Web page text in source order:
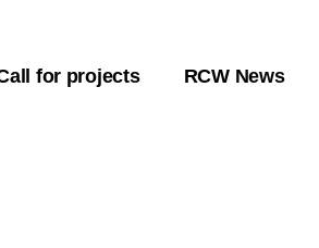
for projects RCW News